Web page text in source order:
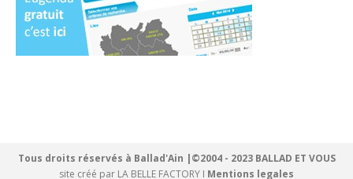
Tous droits réservés à Ballad'Ain |©2004 - 2023 BALLAD ET VOUS
site créé par LA BELLE FACTORY I Mentions legales